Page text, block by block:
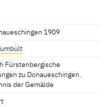
1909
Fürstenbergische
zu Donaueschingen.
der Gemälde